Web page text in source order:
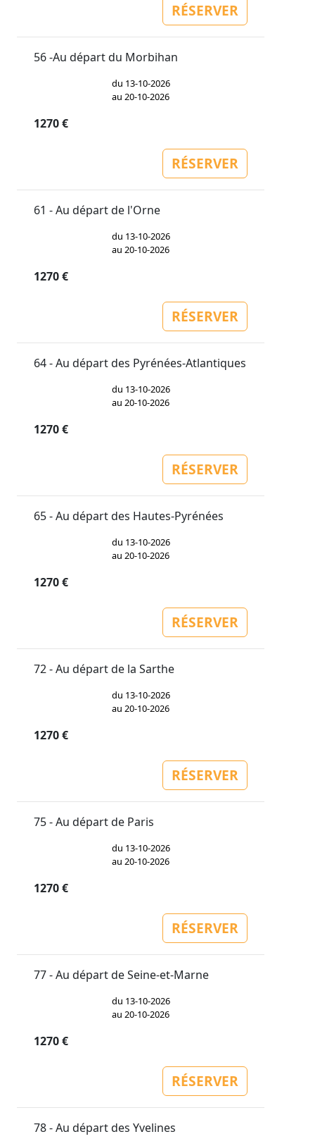
RÉSERVER
56 -Au départ du Morbihan
du 13-10-2026
au 20-10-2026
1270 €
RÉSERVER
61 - Au départ de l'Orne
du 13-10-2026
au 20-10-2026
1270 €
RÉSERVER
64 - Au départ des Pyrénées-Atlantiques
du 13-10-2026
au 20-10-2026
1270 €
RÉSERVER
65 - Au départ des Hautes-Pyrénées
du 13-10-2026
au 20-10-2026
1270 €
RÉSERVER
72 - Au départ de la Sarthe
du 13-10-2026
au 20-10-2026
1270 €
RÉSERVER
75 - Au départ de Paris
du 13-10-2026
au 20-10-2026
1270 €
RÉSERVER
77 - Au départ de Seine-et-Marne
du 13-10-2026
au 20-10-2026
1270 €
RÉSERVER
78 - Au départ des Yvelines